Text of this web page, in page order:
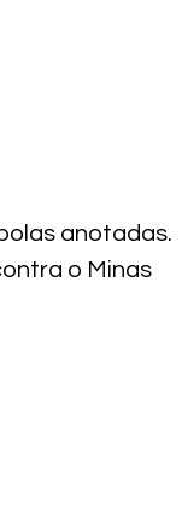
anotadas.
o Minas